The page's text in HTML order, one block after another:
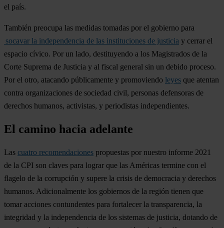
el país.
También preocupa las medidas tomadas por el gobierno para
socavar la independencia de las instituciones de justicia y cerrar el
espacio cívico. Por un lado, destituyendo a los Magistrados de la
Corte Suprema de Justicia y al fiscal general sin un debido proceso.
Por el otro, atacando públicamente y promoviendo leyes que atentan
contra organizaciones de sociedad civil, personas defensoras de
derechos humanos, activistas, y periodistas independientes.
El camino hacia adelante
Las cuatro recomendaciones propuestas por nuestro informe 2021
de la CPI son claves para lograr que las Américas termine con el
flagelo de la corrupción y supere la crisis de democracia y derechos
humanos. Adicionalmente los gobiernos de la región tienen que
tomar acciones contundentes para fortalecer la transparencia, la
integridad y la independencia de los sistemas de justicia, dotando de